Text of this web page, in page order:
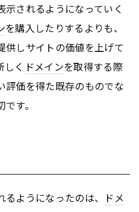
されるようになっていく
を購入したりするよりも、
供しサイトの価値を上げて
く ドメインを取得する際
評価を得た既存のものでな
す。
ようになったのは、 ドメ